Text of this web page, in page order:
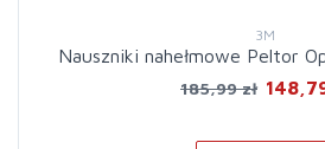
3M
Nauszniki nahełmowe Peltor
185,99 zł